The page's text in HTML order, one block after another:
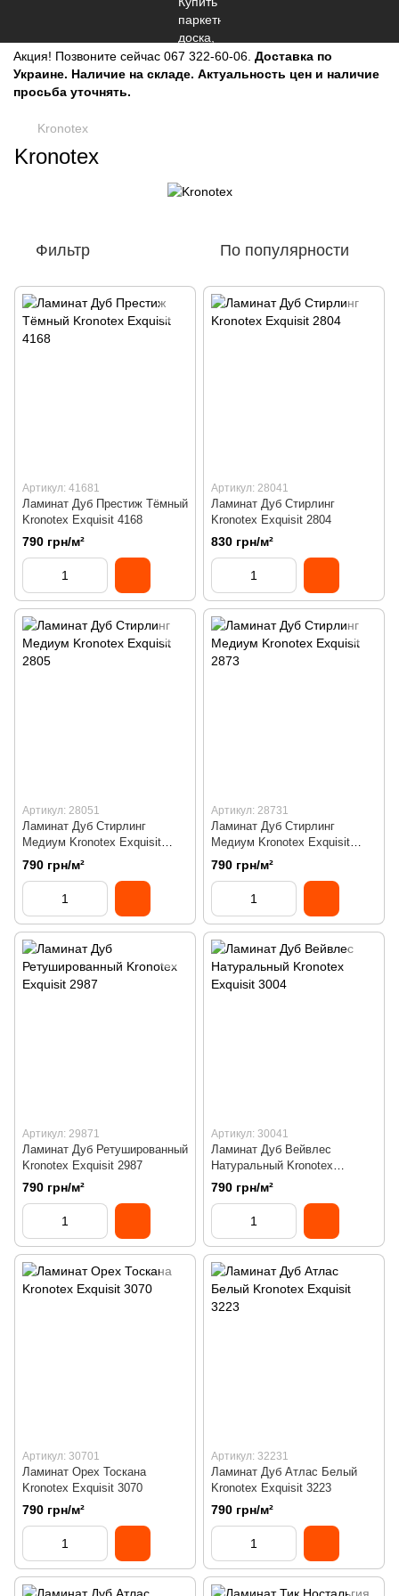
Акция! Позвоните сейчас 067 322-60-06. Доставка по
Украине. Наличие на складе. Актуальность цен и наличие
просьба уточнять.
Kronotex
Kronotex
Фильтр По популярности
Артикул: 41681
Ламинат Дуб Престиж Тёмный
Kronotex Exquisit 4168
790 грн/м²
Артикул: 28041
Ламинат Дуб Стирлинг
Kronotex Exquisit 2804
830 грн/м²
Артикул: 28051
Ламинат Дуб Стирлинг
Медиум Kronotex Exquisit
2805
790 грн/м²
Артикул: 28731
Ламинат Дуб Стирлинг
Медиум Kronotex Exquisit
2873
790 грн/м²
Артикул: 29871
Ламинат Дуб Ретушированный
Kronotex Exquisit 2987
790 грн/м²
Артикул: 30041
Ламинат Дуб Вейвлес
Натуральный Kronotex
Exquisit 3004
790 грн/м²
Артикул: 30701
Ламинат Орех Тоскана
Kronotex Exquisit 3070
790 грн/м²
Артикул: 32231
Ламинат Дуб Атлас Белый
Kronotex Exquisit 3223
790 грн/м²